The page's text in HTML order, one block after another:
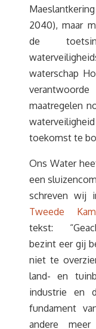
2040), maar
de
waterschap
maatregelen
toekomst te
Ons Water
een
schreven wij
Tweede
tekst:
bezint eer gij
niet te
land- en
industrie en
fundament
andere